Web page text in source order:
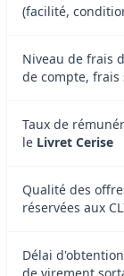
(facilité,
Niveau de frais
de compte, frais
Taux de
le Livret Cerise
Qualité des
réservées aux
Délai
de virement